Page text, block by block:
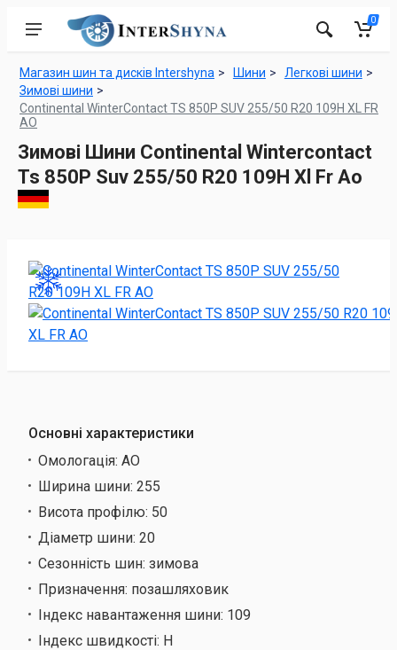
0
Магазин шин та дисків Intershyna Шини
Легкові шини
Зимові шини
Continental WinterContact TS 850P SUV 255/50 R20 109H XL FR
AO
Зимові Шини Continental Wintercontact
Ts 850P Suv 255/50 R20 109H Xl Fr Ao
Основні характеристики
Омологація: AO
Ширина шини: 255
Висота профілю: 50
Діаметр шини: 20
Сезонність шин: зимова
Призначення: позашляховик
Індекс навантаження шини: 109
Індекс швидкості: H